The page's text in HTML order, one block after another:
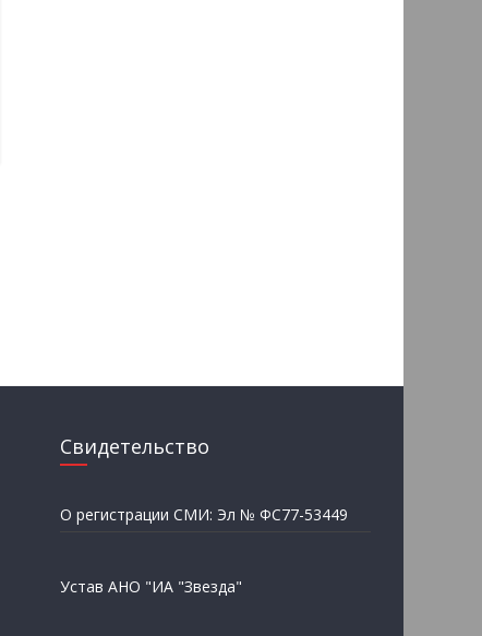
Свидетельство
О регистрации СМИ: Эл № ФС77-53449
Устав АНО "ИА "Звезда"